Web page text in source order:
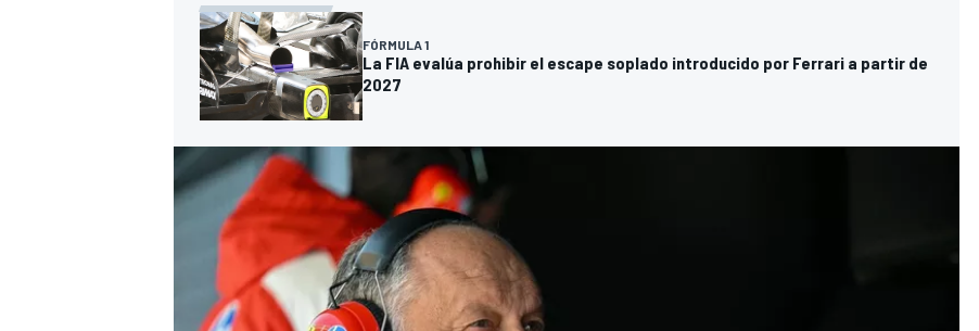
FÓRMULA 1
La FIA evalúa prohibir el escape soplado introducido por Ferrari a partir de
2027